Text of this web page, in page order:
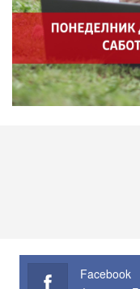
Facebook